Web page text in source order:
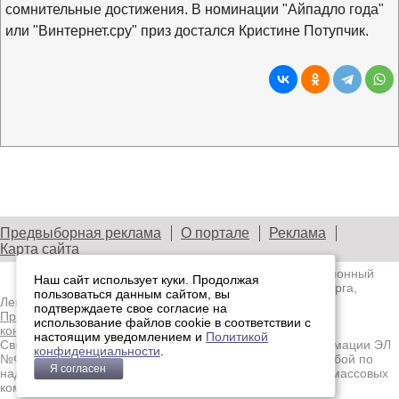
сомнительные достижения. В номинации "Айпадло года"
или "Винтернет.сру" приз достался Кристине Потупчик.
Предвыборная реклама О портале
Реклама
Карта сайта
Лениздат.Ру
— информационный
портал медиасообщества Санкт-Петербурга,
Ленобласти и Северо-Западного региона.
Правила использования содержания сайта.
конфиденциальности.
Свидетельство о регистрации средства массовой информации ЭЛ
№ФС77-91046, выданное 10.03.2026 Федеральной службой по
надзору в сфере связи, информационных технологий и массовых
коммуникаций (Роскомнадзор)
Наш сайт использует куки. Продолжая
пользоваться данным сайтом, вы
подтверждаете свое согласие на
использование файлов cookie в соответствии с
настоящим уведомлением и Политикой
конфиденциальности
Я согласен